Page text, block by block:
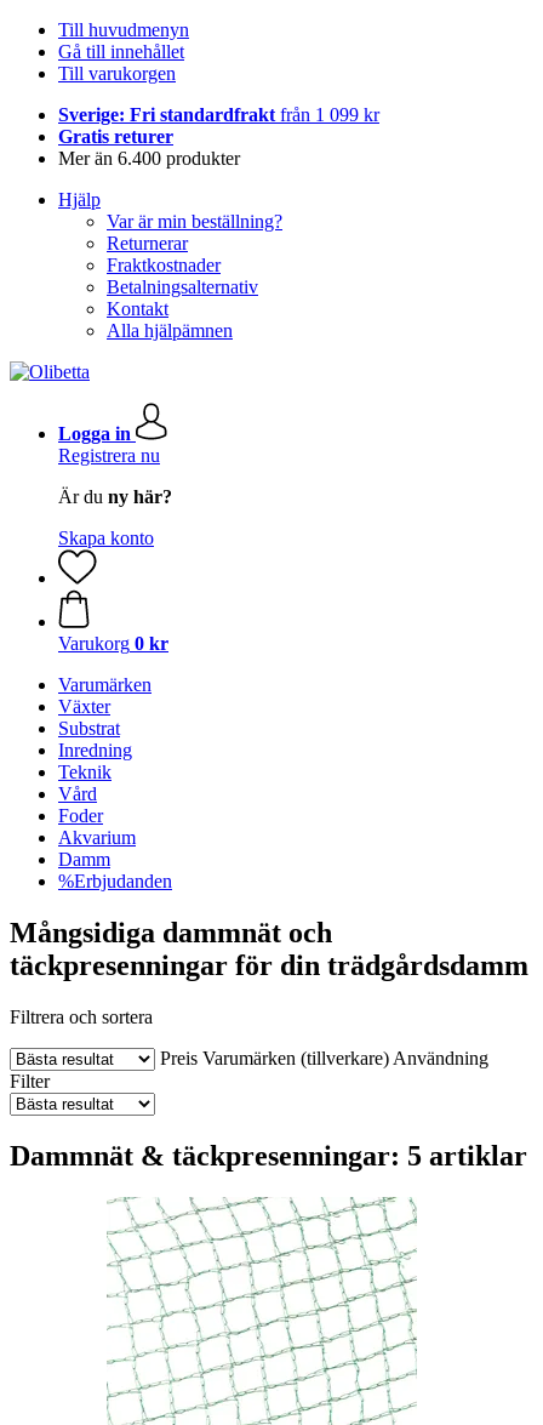
Till huvudmenyn
Gå till innehållet
Till varukorgen
Sverige: Fri standardfrakt från 1 099 kr
Gratis returer
Mer än 6.400 produkter
Hjälp
Var är min beställning?
Returnerar
Fraktkostnader
Betalningsalternativ
Kontakt
Alla hjälpämnen
Logga in
Registrera nu
Är du ny här?
Skapa konto
Varukorg 0 kr
Varumärken
Växter
Substrat
Inredning
Teknik
Vård
Foder
Akvarium
Damm
%Erbjudanden
Mångsidiga dammnät och
täckpresenningar för din trädgårdsdamm
Filtrera och sortera
Preis Varumärken (tillverkare) Användning
Filter
Dammnät & täckpresenningar: 5 artiklar